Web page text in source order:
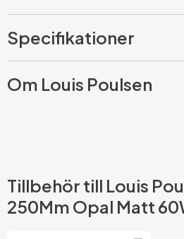
Specifikationer
Om Louis Poulsen
Tillbehör till Louis
250Mm Opal Matt